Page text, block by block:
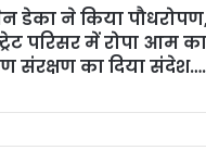
डेका ने किया
परिसर में रोपा आम का
संरक्षण का दिया संदेश….